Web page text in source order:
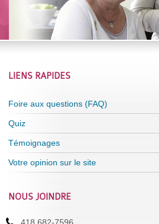
LIENS RAPIDES
Foire aux questions (FAQ)
Quiz
Témoignages
Votre opinion sur le site
NOUS JOINDRE